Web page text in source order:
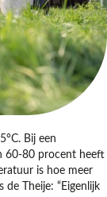
Bij een
60-80 procent heeft
is hoe meer
de Theije: “Eigenlijk